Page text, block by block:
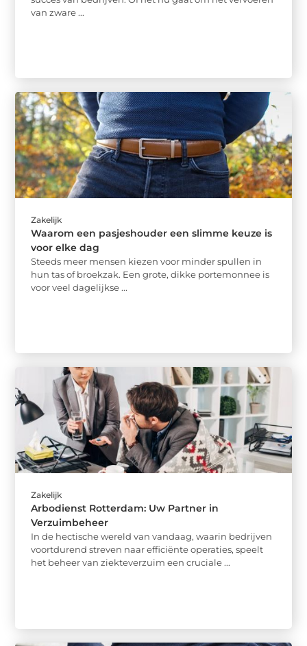
van zware ...
Zakelijk
Waarom een pasjeshouder een slimme keuze is
voor elke dag
Steeds meer mensen kiezen voor minder spullen in
hun tas of broekzak. Een grote, dikke portemonnee is
voor veel dagelijkse ...
Zakelijk
Arbodienst Rotterdam: Uw Partner in
Verzuimbeheer
In de hectische wereld van vandaag, waarin bedrijven
voortdurend streven naar efficiënte operaties, speelt
het beheer van ziekteverzuim een cruciale ...